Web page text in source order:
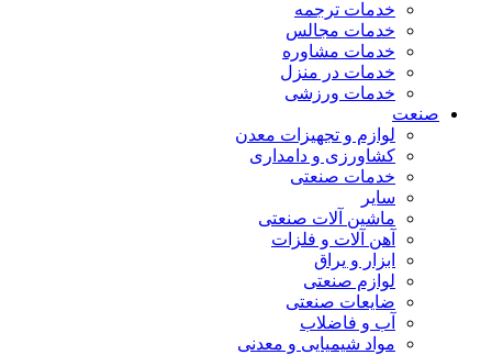
خدمات ترجمه
خدمات مجالس
خدمات مشاوره
خدمات در منزل
خدمات ورزشی
صنعت
لوازم و تجهیزات معدن
کشاورزی و دامداری
خدمات صنعتی
سایر
ماشین آلات صنعتی
آهن آلات و فلزات
ابزار و یراق
لوازم صنعتی
ضایعات صنعتی
آب و فاضلاب
مواد شیمیایی و معدنی